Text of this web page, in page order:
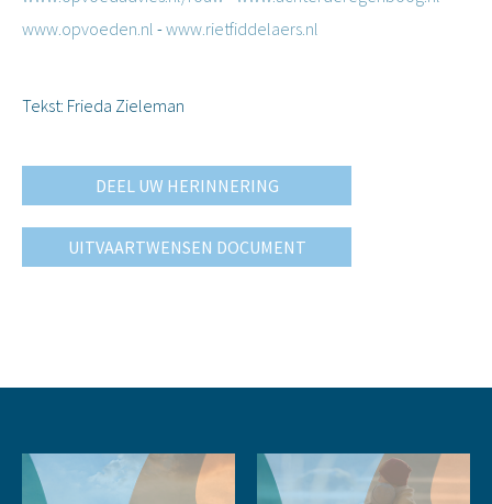
www.opvoeden.nl -www.rietfiddelaers.nl
Tekst: Frieda Zieleman
DEEL UW HERINNERING
UITVAARTWENSEN DOCUMENT